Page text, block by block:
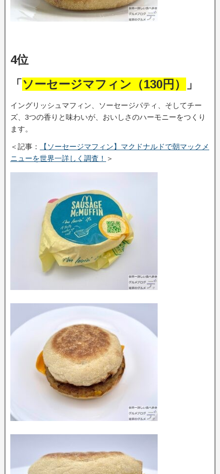
4位
「 ソーセージマフィン（130円） 」
イングリッシュマフィン、ソーセージパティ、そしてチー
ズ、3つの香りと味わいが、おいしさのハーモニーをつくり
ます。
＜記事：
【ソーセージマフィン】マクドナルドで朝マックメ
ニューを世界一詳しく調査！ ＞